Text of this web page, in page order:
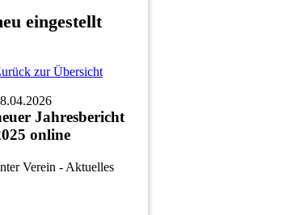
eingestellt
zur Übersicht
Jahresbericht
online
Verein - Aktuelles